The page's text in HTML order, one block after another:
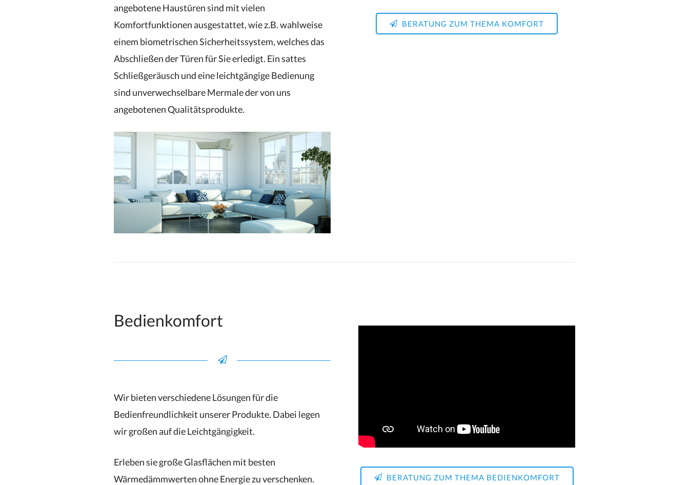
angebotene Haustüren sind mit vielen
Komfortfunktionen ausgestattet, wie z.B. wahlweise
einem biometrischen Sicherheitssystem, welches das
Abschließen der Türen für Sie erledigt. Ein sattes
Schließgeräusch und eine leichtgängige Bedienung
sind unverwechselbare Mermale der von uns
angebotenen Qualitätsprodukte.
BERATUNG ZUM THEMA KOMFORT
Bedienkomfort
Wir bieten verschiedene Lösungen für die
Bedienfreundlichkeit unserer Produkte. Dabei legen
wir großen auf die Leichtgängigkeit.
Erleben sie große Glasflächen mit besten
Wärmedämmwerten ohne Energie zu verschenken.
BERATUNG ZUM THEMA BEDIENKOMFORT